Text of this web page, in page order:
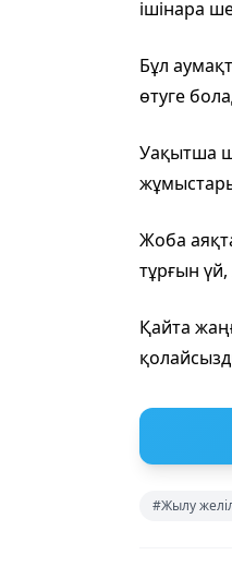
ішінара
Бұл
өтуге
Уақытша
Жоба
тұрғын
Қайта
#Жылу